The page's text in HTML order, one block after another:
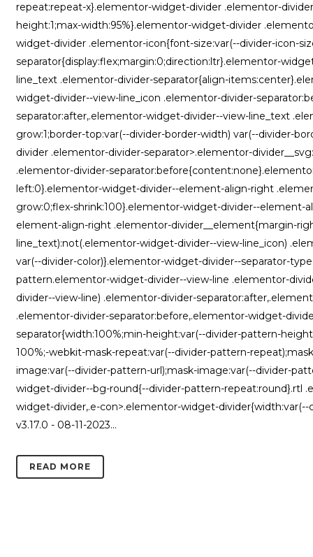
repeat:repeat-x}.elementor-widget-divider .elementor-
height:1;max-width:95%}.elementor-widget-divider
widget-divider .elementor-icon{font-size:var(--divider-icon-
separator{display:flex;margin:0;direction:ltr}.elementor-
line_text .elementor-divider-separator{align-
widget-divider--view-line_icon .elementor-divider-
separator:after,.elementor-widget-divider--view-line_text
grow:1;border-top:var(--divider-border-width) var(--divider-
divider .elementor-divider-separator>.elementor-
.elementor-divider-
left:0}.elementor-widget-divider--element-align-right
grow:0;flex-shrink:100}.elementor-widget-divider--
element-align-right .elementor-divider__element{margin-
line_text):not(.elementor-widget-divider--view-line_icon)
var(--divider-color)}.elementor-widget-divider--separator-
pattern.elementor-widget-divider--view-line .elementor-
divider--view-line) .elementor-divider-
.elementor-divider-separator:before,.elementor-widget-
separator{width:100%;min-height:var(--divider-pattern-
100%;-webkit-mask-repeat:var(--divider-pattern-
image:var(--divider-pattern-url);mask-image:var(--divider-
widget-divider--bg-round{--divider-pattern-repeat:round}.rtl
widget-divider,.e-con>.elementor-widget-
v3.17.0 - 08-11-2023...
READ MORE